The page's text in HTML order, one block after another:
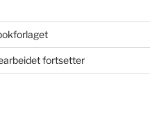
fortsetter